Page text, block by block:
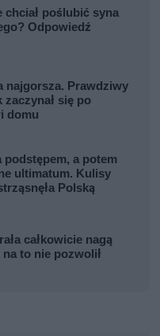
chciał poślubić syna
Odpowiedź
najgorsza. Prawdziwy
zaczynał się po
domu
podstępem, a potem
ultimatum. Kulisy
Polską
całkowicie nagą
to nie pozwolił